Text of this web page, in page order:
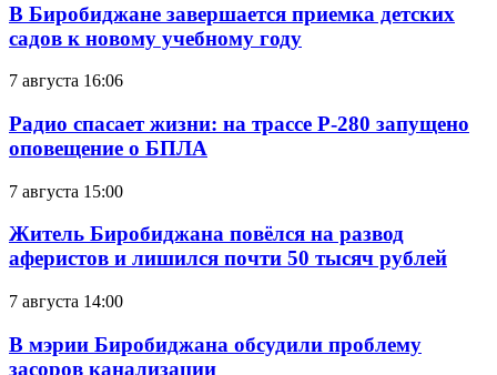
В Биробиджане завершается приемка детских
садов к новому учебному году
7 августа 16:06
Радио спасает жизни: на трассе Р-280 запущено
оповещение о БПЛА
7 августа 15:00
Житель Биробиджана повёлся на развод
аферистов и лишился почти 50 тысяч рублей
7 августа 14:00
В мэрии Биробиджана обсудили проблему
засоров канализации